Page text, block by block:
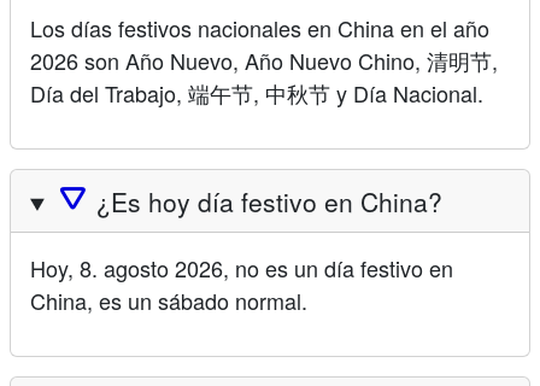
Los días festivos nacionales en China en el año
2026 son Año Nuevo, Año Nuevo Chino, 清明节,
Día del Trabajo, 端午节, 中秋节 y Día Nacional.
🛆 ¿Es hoy día festivo en China?
Hoy, 8. agosto 2026, no es un día festivo en
China, es un sábado normal.